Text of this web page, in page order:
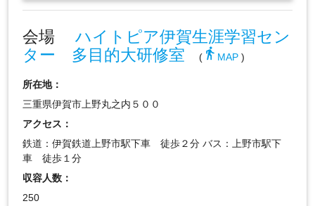
会場 ハイトピア伊賀生涯学習セン
ター 多目的大研修室
(directions_walk MAP)
所在地：
三重県伊賀市上野丸之内５００
アクセス：
鉄道：伊賀鉄道上野市駅下車 徒歩２分 バス：上野市駅下
車 徒歩１分
収容人数：
250